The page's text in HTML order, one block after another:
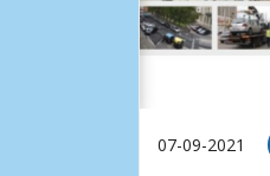
07-09-2021